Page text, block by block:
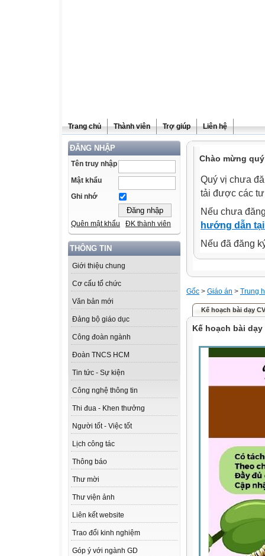
Trang chủ Thành viên Trợ giúp Liên hệ
ĐĂNG NHẬP
Tên truy nhập
Mật khẩu
Ghi nhớ
Quên mật khẩu ĐK thành viên
THÔNG TIN
Giới thiệu chung
Cơ cấu tổ chức
Văn bản mới
Đảng bộ giáo dục
Công đoàn ngành
Đoàn TNCS HCM
Tin tức - Sự kiện
Công nghệ thông tin
Thi đua - Khen thưởng
Người tốt - Việc tốt
Lịch công tác
Thông báo
Thư mời
Thư viện ảnh
Liên kết website
Trao đổi kinh nghiệm
Góp ý với ngành GD
Chào mừng
Quý vị chưa
tải được các
Nếu chưa
hướng dẫn
Nếu đã đăng
Gốc > Giáo án > Trung
Kế hoạch bài dạy
Kế hoạch bài dạy